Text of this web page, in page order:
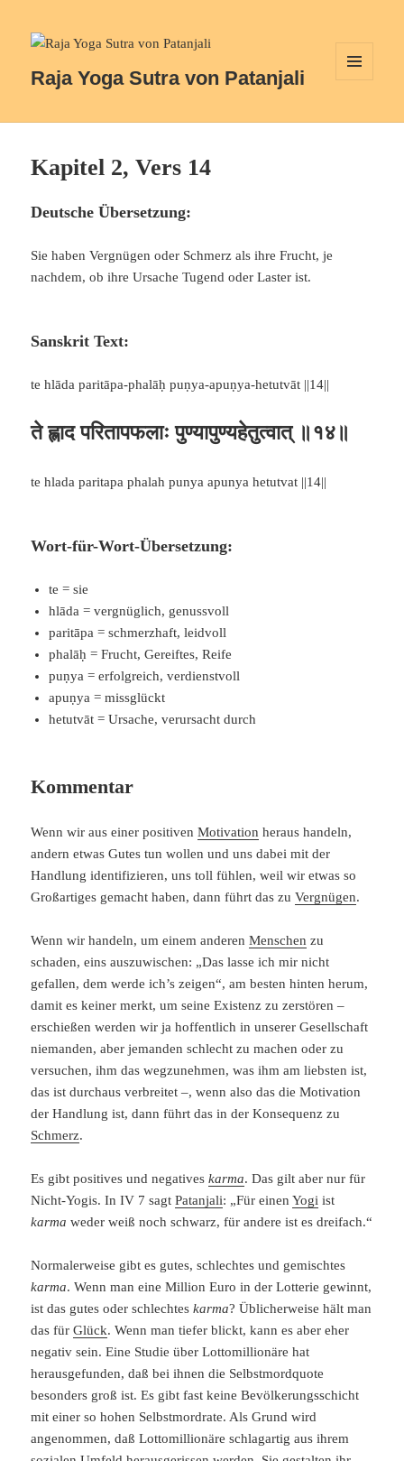
Raja Yoga Sutra von Patanjali
Kapitel 2, Vers 14
Deutsche Übersetzung:
Sie haben Vergnügen oder Schmerz als ihre Frucht, je
nachdem, ob ihre Ursache Tugend oder Laster ist.
Sanskrit Text:
te hlāda paritāpa-phalāḥ puṇya-apuṇya-hetutvāt ||14||
ते ह्लाद परितापफलाः पुण्यापुण्यहेतुत्वात् ॥१४॥
te hlada paritapa phalah punya apunya hetutvat ||14||
Wort-für-Wort-Übersetzung:
te = sie
hlāda = vergnüglich, genussvoll
paritāpa = schmerzhaft, leidvoll
phalāḥ = Frucht, Gereiftes, Reife
puṇya = erfolgreich, verdienstvoll
apuṇya = missglückt
hetutvāt = Ursache, verursacht durch
Kommentar
Wenn wir aus einer positivenMotivation heraus handeln,
andern etwas Gutes tun wollen und uns dabei mit der
Handlung identifizieren, uns toll fühlen, weil wir etwas so
Großartiges gemacht haben, dann führt das zuVergnügen.
Wenn wir handeln, um einem anderenMenschen zu
schaden, eins auszuwischen: „Das lasse ich mir nicht
gefallen, dem werde ich’s zeigen“, am besten hinten herum,
damit es keiner merkt, um seine Existenz zu zerstören –
erschießen werden wir ja hoffentlich in unserer Gesellschaft
niemanden, aber jemanden schlecht zu machen oder zu
versuchen, ihm das wegzunehmen, was ihm am liebsten ist,
das ist durchaus verbreitet –, wenn also das die Motivation
der Handlung ist, dann führt das in der Konsequenz zu
Schmerz.
Es gibt positives und negativeskarma. Das gilt aber nur für
Nicht-Yogis. In IV 7 sagtPatanjali: „Für einenYogi ist
karma weder weiß noch schwarz, für andere ist es dreifach.“
Normalerweise gibt es gutes, schlechtes und gemischtes
karma. Wenn man eine Million Euro in der Lotterie gewinnt,
ist das gutes oder schlechteskarma? Üblicherweise hält man
das fürGlück. Wenn man tiefer blickt, kann es aber eher
negativ sein. Eine Studie über Lottomillionäre hat
herausgefunden, daß bei ihnen die Selbstmordquote
besonders groß ist. Es gibt fast keine Bevölkerungsschicht
mit einer so hohen Selbstmordrate. Als Grund wird
angenommen, daß Lottomillionäre schlagartig aus ihrem